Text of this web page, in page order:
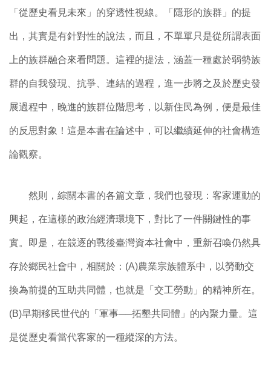
「從歷史看見未來」的穿透性視線。「隱形的族群」的提
出，其實是有針對性的說法，而且，不單單只是從所謂表面
上的族群融合來看問題。這裡的提法，涵蓋一種處於弱勢族
群的自我發現、抗爭、連結的過程，進一步將之及於歷史發
展過程中，晚進的族群位階思考，以新住民為例，便是最佳
的反思對象！這是本書在論述中，可以繼續延伸的社會構造
論觀察。
然則，綜關本書的各篇文章，我們也發現：客家運動的
興起，在這樣的政治經濟環境下，對比了一件關鍵性的事
實。即是，在競逐的戰後臺灣資本社會中，重新召喚仍然具
存於鄉民社會中，相關於：(A)農業宗族體系中，以勞動交
換為前提的互助共同體，也就是「交工勞動」的精神所在。
(B)早期移民世代的「軍事──拓墾共同體」的內聚力量。這
是從歷史看當代客家的一種縱深的方法。